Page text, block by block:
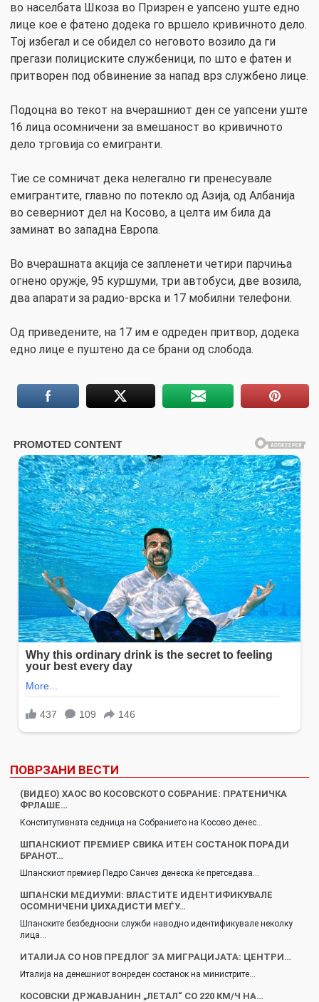
во населбата Шкоза во Призрен е уапсено уште едно
лице кое е фатено додека го вршело кривичното дело.
Тој избегал и се обидел со неговото возило да ги
прегази полициските службеници, по што е фатен и
притворен под обвинение за напад врз службено лице.
Подоцна во текот на вчерашниот ден се уапсени уште
16 лица осомничени за вмешаност во кривичното
дело трговија со емигранти.
Тие се сомничат дека нелегално ги пренесувале
емигрантите, главно по потекло од Азија, од Албанија
во северниот дел на Косово, а целта им била да
заминат во западна Европа.
Во вчерашната акција се запленети четири парчиња
огнено оружје, 95 куршуми, три автобуси, две возила,
два апарати за радио-врска и 17 мобилни телефони.
Од приведените, на 17 им е одреден притвор, додека
едно лице е пуштено да се брани од слобода.
ПОВРЗАНИ ВЕСТИ
(ВИДЕО) ХАОС ВО КОСОВСКОТО СОБРАНИЕ: ПРАТЕНИЧКА
ФРЛАШЕ…
Конститутивната седница на Собранието на Косово денес…
ШПАНСКИОТ ПРЕМИЕР СВИКА ИТЕН СОСТАНОК ПОРАДИ
БРАНОТ…
Шпанскиот премиер Педро Санчез денеска ќе претседава…
ШПАНСКИ МЕДИУМИ: ВЛАСТИТЕ ИДЕНТИФИКУВАЛЕ
ОСОМНИЧЕНИ ЏИХАДИСТИ МЕЃУ…
Шпанските безбедносни служби наводно идентификувале неколку
лица…
ИТАЛИЈА СО НОВ ПРЕДЛОГ ЗА МИГРАЦИЈАТА: ЦЕНТРИ…
Италија на денешниот вонреден состанок на министрите…
КОСОВСКИ ДРЖАВЈАНИН „ЛЕТАЛ“ СО 220 КМ/Ч НА…